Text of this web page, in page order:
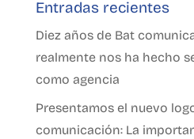
Entradas recientes
Diez años de Bat
realmente nos ha hecho
como agencia
Presentamos el nuevo
comunicación: La